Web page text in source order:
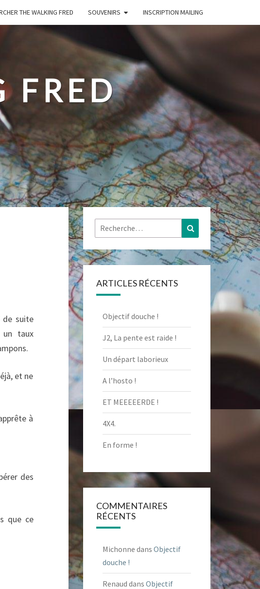
THE WALKING FRED SOUVENIRS INSCRIPTION MAILING
FRED
de suite
taux
et ne
à
des
que ce
Rechercher : Recherche
ARTICLES RÉCENTS
Objectif douche !
J2, La pente est raide !
Un départ laborieux
A l’hosto !
ET MEEEEERDE !
4X4.
En forme !
COMMENTAIRES
RÉCENTS
Michonne dans Objectif
douche !
Renaud dans Objectif